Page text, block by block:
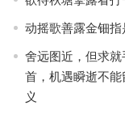
动摇歌善露金钿
舍远图近，但求
首，机遇瞬逝不
义